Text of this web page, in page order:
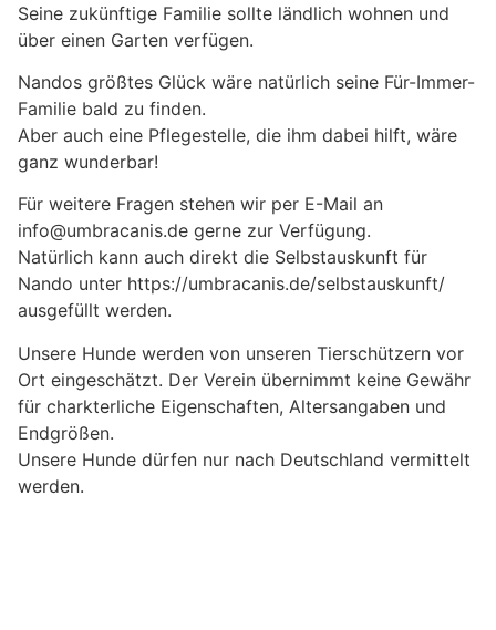
Seine zukünftige Familie sollte ländlich wohnen und
über einen Garten verfügen.
Nandos größtes Glück wäre natürlich seine Für-Immer-
Familie bald zu finden.
Aber auch eine Pflegestelle, die ihm dabei hilft, wäre
ganz wunderbar!
Für weitere Fragen stehen wir per E-Mail an
info@umbracanis.de gerne zur Verfügung.
Natürlich kann auch direkt die Selbstauskunft für
Nando unter https://umbracanis.de/selbstauskunft/
ausgefüllt werden.
Unsere Hunde werden von unseren Tierschützern vor
Ort eingeschätzt. Der Verein übernimmt keine Gewähr
für charkterliche Eigenschaften, Altersangaben und
Endgrößen.
Unsere Hunde dürfen nur nach Deutschland vermittelt
werden.